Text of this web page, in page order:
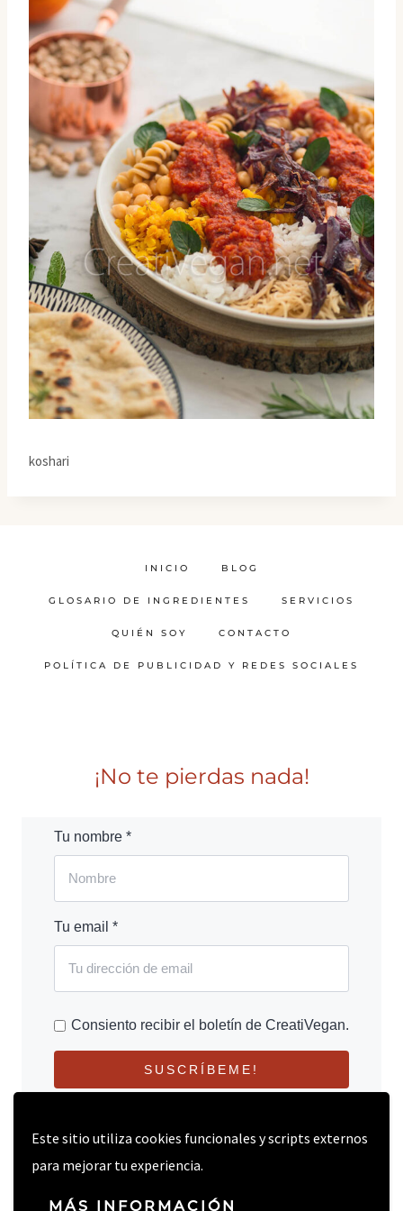
Este sitio utiliza cookies funcionales y scripts externos
para mejorar tu experiencia.
MÁS INFORMACIÓN
koshari
INICIO BLOG
GLOSARIO DE INGREDIENTES SERVICIOS
QUIÉN SOY CONTACTO
POLÍTICA DE PUBLICIDAD Y REDES SOCIALES
¡No te pierdas nada!
Tu nombre *
Tu email *
Consiento recibir el boletín de CreatiVegan.
SUSCRÍBEME!